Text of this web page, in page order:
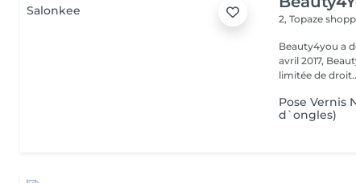
2, Topaze
Beauty4you a
avril 2017,
limitée de
Pose Vernis
d`ongles)